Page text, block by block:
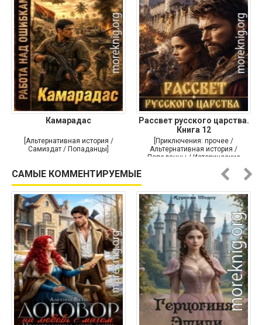
Камарадас
[Альтернативная история /
Самиздат / Попаданцы]
Рассвет русского царства.
Книга 12
[Приключения: прочее /
Альтернативная история /
Попаданцы / Исторические
САМЫЕ КОММЕНТИРУЕМЫЕ